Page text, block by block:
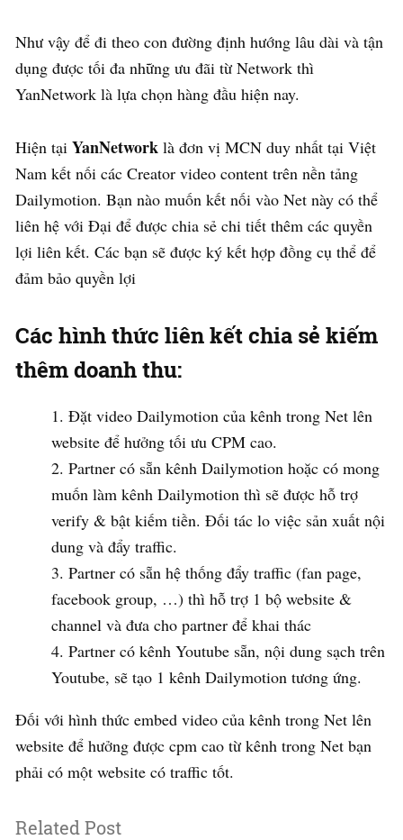
Như vậy để đi theo con đường định hướng lâu dài và tận
dụng được tối đa những ưu đãi từ Network thì
YanNetwork là lựa chọn hàng đầu hiện nay.
Hiện tại YanNetwork là đơn vị MCN duy nhất tại Việt
Nam kết nối các Creator video content trên nền tảng
Dailymotion. Bạn nào muốn kết nối vào Net này có thể
liên hệ với Đại để được chia sẻ chi tiết thêm các quyền
lợi liên kết. Các bạn sẽ được ký kết hợp đồng cụ thể để
đảm bảo quyền lợi
Các hình thức liên kết chia sẻ kiếm
thêm doanh thu:
Đặt video Dailymotion của kênh trong Net lên
website để hưởng tối ưu CPM cao.
Partner có sẵn kênh Dailymotion hoặc có mong
muốn làm kênh Dailymotion thì sẽ được hỗ trợ
verify & bật kiếm tiền. Đối tác lo việc sản xuất nội
dung và đẩy traffic.
Partner có sẵn hệ thống đẩy traffic (fan page,
facebook group, …) thì hỗ trợ 1 bộ website &
channel và đưa cho partner để khai thác
Partner có kênh Youtube sẵn, nội dung sạch trên
Youtube, sẽ tạo 1 kênh Dailymotion tương ứng.
Đối với hình thức embed video của kênh trong Net lên
website để hưởng được cpm cao từ kênh trong Net bạn
phải có một website có traffic tốt.
Related Post